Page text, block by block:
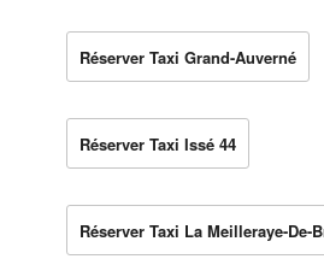
Réserver Taxi Grand-Auverné
Réserver Taxi Issé 44
Réserver Taxi La Meilleraye-De-